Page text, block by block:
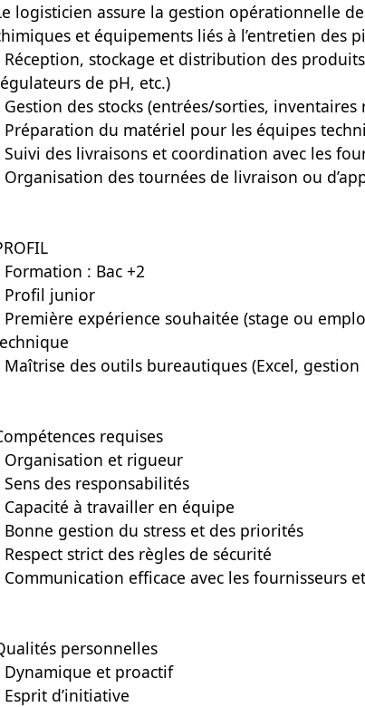
logisticien assure la gestion opérationnelle
et équipements liés à l’entretien des
Réception, stockage et distribution des
de pH, etc.)
Gestion des stocks (entrées/sorties, inventaires
Préparation du matériel pour les équipes
Suivi des livraisons et coordination avec les
Organisation des tournées de livraison ou
Formation : Bac +2
Profil junior
Première expérience souhaitée (stage ou
Maîtrise des outils bureautiques (Excel, gestion
requises
Organisation et rigueur
Sens des responsabilités
Capacité à travailler en équipe
Bonne gestion du stress et des priorités
Respect strict des règles de sécurité
Communication efficace avec les fournisseurs
personnelles
Dynamique et proactif
Esprit d’initiative